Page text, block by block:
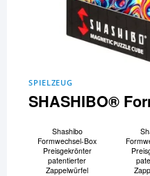
SPIELZEUG
SHASHIBO®
Shashibo
Formwechsel-Box
Preisgekrönter
patentierter
Zappelwürfel